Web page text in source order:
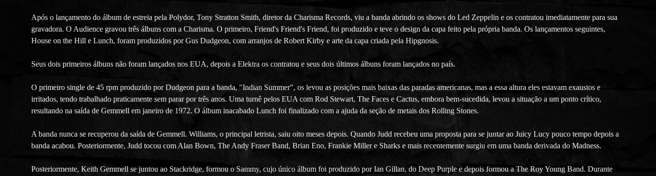
Após o lançamento do álbum de estreia pela Polydor, Tony Stratton Smith, diretor da Charisma Records, viu a banda abrindo os shows do Led Zeppelin e os contratou imediatamente para sua
gravadora. O Audience gravou três álbuns com a Charisma. O primeiro, Friend's Friend's Friend, foi produzido e teve o design da capa feito pela própria banda. Os lançamentos seguintes,
House on the Hill e Lunch, foram produzidos por Gus Dudgeon, com arranjos de Robert Kirby e arte da capa criada pela Hipgnosis.
Seus dois primeiros álbuns não foram lançados nos EUA, depois a Elektra os contratou e seus dois últimos álbuns foram lançados no país.
O primeiro single de 45 rpm produzido por Dudgeon para a banda, "Indian Summer", os levou as posições mais baixas das paradas americanas, mas a essa altura eles estavam exaustos e
irritados, tendo trabalhado praticamente sem parar por três anos. Uma turnê pelos EUA com Rod Stewart, The Faces e Cactus, embora bem-sucedida, levou a situação a um ponto crítico,
resultando na saída de Gemmell em janeiro de 1972. O álbum inacabado Lunch foi finalizado com a ajuda da seção de metais dos Rolling Stones.
A banda nunca se recuperou da saída de Gemmell. Williams, o principal letrista, saiu oito meses depois. Quando Judd recebeu uma proposta para se juntar ao Juicy Lucy pouco tempo depois a
banda acabou. Posteriormente, Judd tocou com Alan Bown, The Andy Fraser Band, Brian Eno, Frankie Miller e Sharks e mais recentemente surgiu em uma banda derivada do Madness.
Posteriormente, Keith Gemmell se juntou ao Stackridge, formou o Sammy, cujo único álbum foi produzido por Ian Gillan, do Deep Purple e depois formou a The Roy Young Band. Durante